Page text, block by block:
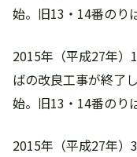
始。旧13・14番のり
2015年（平成27年）
ばの改良工事が終了
始。旧13・14番のり
2015年（平成27年）